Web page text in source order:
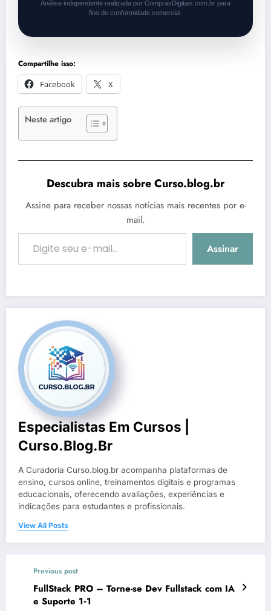
Análise independente realizada por ComprasDigitais.com.br para
fins de conformidade comercial.
Compartilhe isso:
Facebook
X
Neste artigo
Descubra mais sobre Curso.blog.br
Assine para receber nossas notícias mais recentes por e-
mail.
Digite seu e-mail…
Assinar
Especialistas Em Cursos |
Curso.blog.br
A Curadoria Curso.blog.br acompanha plataformas de
ensino, cursos online, treinamentos digitais e programas
educacionais, oferecendo avaliações, experiências e
indicações para estudantes e profissionais.
View All Posts
Previous post
FullStack PRO – Torne-se Dev Fullstack com IA
e Suporte 1‑1